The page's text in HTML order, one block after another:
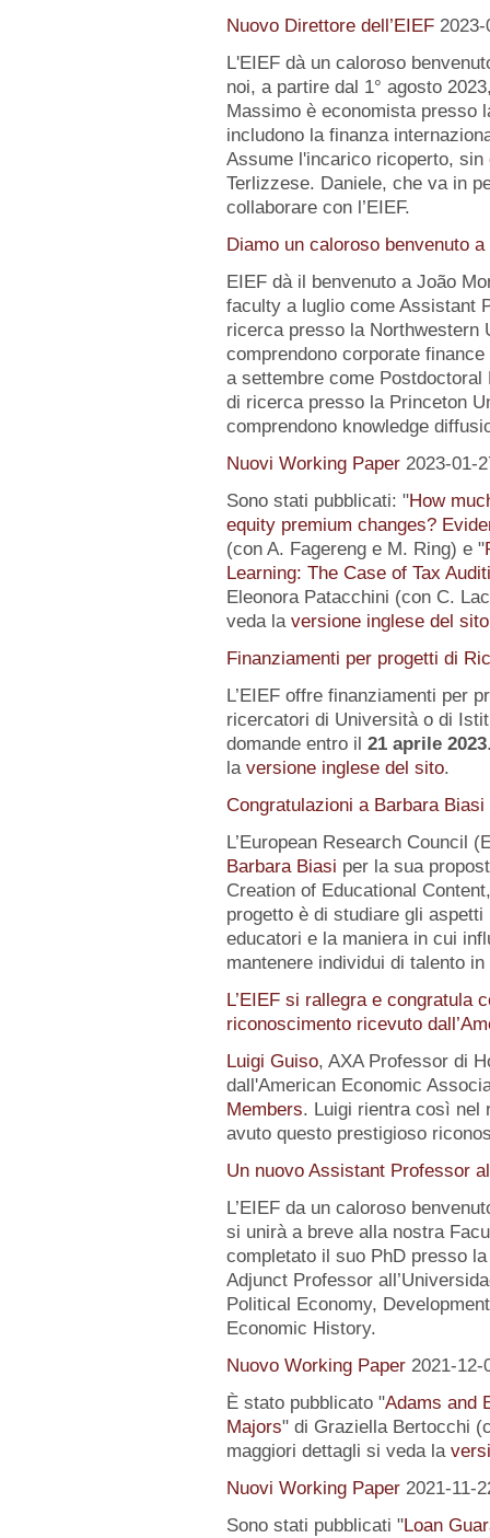
Nuovo Direttore dell’EIEF 2023-
L'EIEF dà un caloroso
noi, a partire dal 1° agosto
Massimo è economista presso
includono la finanza
Assume l'incarico ricoperto, sin
Terlizzese. Daniele, che va in
collaborare con l’EIEF.
Diamo un caloroso benvenuto
EIEF dà il benvenuto a João
faculty a luglio come Assistant
ricerca presso la
comprendono corporate
a settembre come
di ricerca presso la Princeton
comprendono knowledge
Nuovi Working Paper 2023-01-
Sono stati pubblicati: "How
equity premium changes?
(con A. Fagereng e M. Ring) e "
Learning: The Case of Tax
Eleonora Patacchini (con C.
veda la versione inglese del sito
Finanziamenti per progetti di
L’EIEF offre finanziamenti per
ricercatori di Università o di
domande entro il 21 aprile 2023
la versione inglese del sito.
Congratulazioni a Barbara Biasi
L’European Research Council
Barbara Biasi per la sua
Creation of Educational
progetto è di studiare gli
educatori e la maniera in cui
mantenere individui di talento
L’EIEF si rallegra e congratula
riconoscimento ricevuto
Luigi Guiso, AXA Professor di
dall'American Economic
Members. Luigi rientra così nel
avuto questo prestigioso
Un nuovo Assistant Professor
L’EIEF da un caloroso
si unirà a breve alla nostra
completato il suo PhD presso
Adjunct Professor
Political Economy,
Economic History.
Nuovo Working Paper 2021-12-
È stato pubblicato "Adams and
Majors" di Graziella Bertocchi
maggiori dettagli si veda la
Nuovi Working Paper 2021-11-
Sono stati pubblicati "Loan